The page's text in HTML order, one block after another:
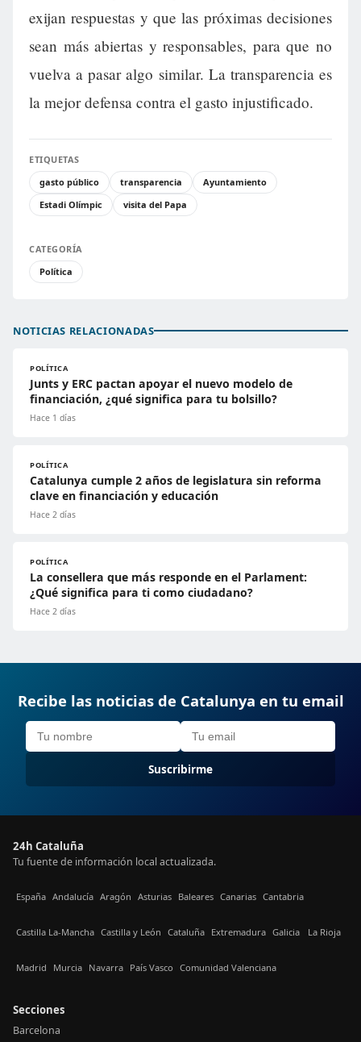
exijan respuestas y que las próximas decisiones
sean más abiertas y responsables, para que no
vuelva a pasar algo similar. La transparencia es
la mejor defensa contra el gasto injustificado.
ETIQUETAS
gasto público
transparencia
Ayuntamiento
Estadi Olímpic
visita del Papa
CATEGORÍA
Política
NOTICIAS RELACIONADAS
POLÍTICA
Junts y ERC pactan apoyar el nuevo modelo de
financiación, ¿qué significa para tu bolsillo?
Hace 1 días
POLÍTICA
Catalunya cumple 2 años de legislatura sin reforma
clave en financiación y educación
Hace 2 días
POLÍTICA
La consellera que más responde en el Parlament:
¿Qué significa para ti como ciudadano?
Hace 2 días
Recibe las noticias de Catalunya en tu email
Suscribirme
24h Cataluña
Tu fuente de información local actualizada.
España Andalucía Aragón Asturias Baleares Canarias Cantabria
Castilla La-Mancha Castilla y León Cataluña Extremadura Galicia La Rioja
Madrid Murcia Navarra País Vasco Comunidad Valenciana
Secciones
Barcelona